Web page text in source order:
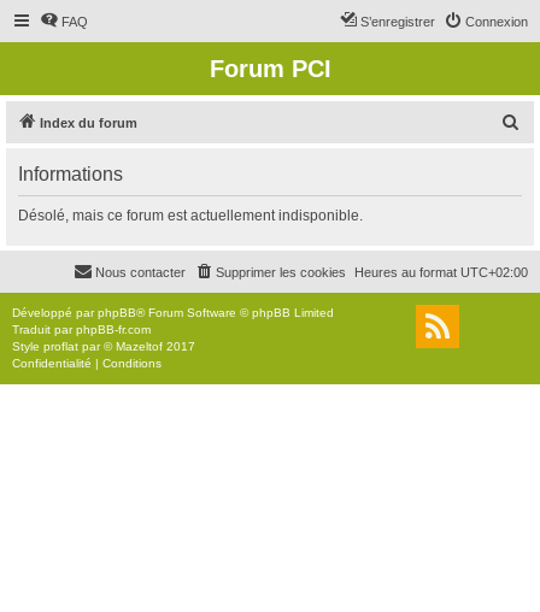
FAQ Connexion
S’enregistrer
Forum PCI
Index du forum
r
c
r
Informations
Désolé, mais ce forum est actuellement indisponible.
Heures au format UTC+02:00
Supprimer les cookies
Nous contacter
Développé parphpBB® Forum Software © phpBB Limited
Traduit parphpBB-fr.com
Style proflat par ©Mazeltof 2017
Confidentialité | Conditions